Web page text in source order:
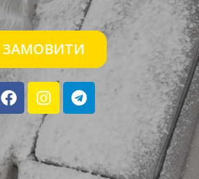
ЗАМОВИТИ